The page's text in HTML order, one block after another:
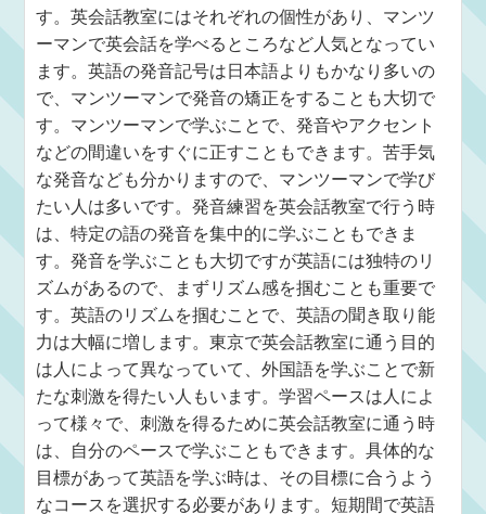
す。英会話教室にはそれぞれの個性があり、マンツ
ーマンで英会話を学べるところなど人気となってい
ます。英語の発音記号は日本語よりもかなり多いの
で、マンツーマンで発音の矯正をすることも大切で
す。マンツーマンで学ぶことで、発音やアクセント
などの間違いをすぐに正すこともできます。苦手気
な発音なども分かりますので、マンツーマンで学び
たい人は多いです。発音練習を英会話教室で行う時
は、特定の語の発音を集中的に学ぶこともできま
す。発音を学ぶことも大切ですが英語には独特のリ
ズムがあるので、まずリズム感を掴むことも重要で
す。英語のリズムを掴むことで、英語の聞き取り能
力は大幅に増します。東京で英会話教室に通う目的
は人によって異なっていて、外国語を学ぶことで新
たな刺激を得たい人もいます。学習ペースは人によ
って様々で、刺激を得るために英会話教室に通う時
は、自分のペースで学ぶこともできます。具体的な
目標があって英語を学ぶ時は、その目標に合うよう
なコースを選択する必要があります。短期間で英語